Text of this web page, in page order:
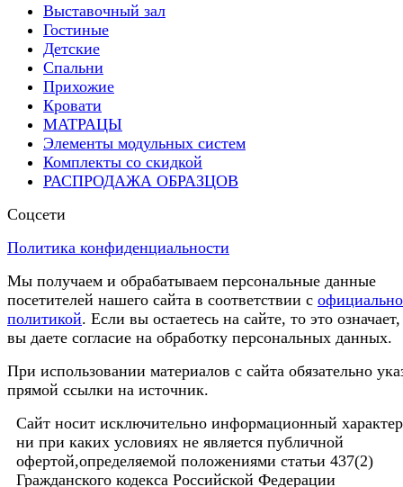
Выставочный зал
Гостиные
Детские
Спальни
Прихожие
Кровати
МАТРАЦЫ
Элементы модульных систем
Комплекты со скидкой
РАСПРОДАЖА ОБРАЗЦОВ
Соцсети
Политика конфиденциальности
Мы получаем и обрабатываем персональные данные
посетителей нашего сайта в соответствии с
политикой. Если вы остаетесь на сайте, то это
вы даете согласие на обработку персональных данных.
При использовании материалов с сайта обязательно
прямой ссылки на источник.
Сайт носит исключительно информационный
ни при каких условиях не является публичной
офертой,определяемой положениями статьи 437(2)
Гражданского кодекса Российской Федерации